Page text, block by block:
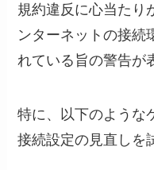
規約違反に心当たり
ンターネットの接続
れている旨の警告が
特に、以下のような
接続設定の見直しを